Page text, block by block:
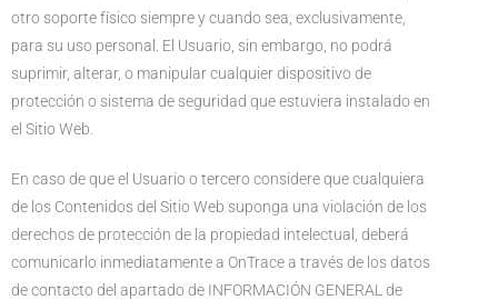
otro soporte físico siempre y cuando sea, exclusivamente,
para su uso personal. El Usuario, sin embargo, no podrá
suprimir, alterar, o manipular cualquier dispositivo de
protección o sistema de seguridad que estuviera instalado en
el Sitio Web.
En caso de que el Usuario o tercero considere que cualquiera
de los Contenidos del Sitio Web suponga una violación de los
derechos de protección de la propiedad intelectual, deberá
comunicarlo inmediatamente a OnTrace a través de los datos
de contacto del apartado de INFORMACIÓN GENERAL de